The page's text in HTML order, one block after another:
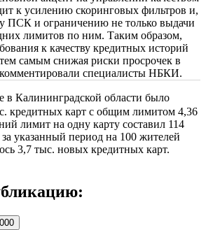
к усилению скоринговых фильтров и,
ПСК и ограничению не только выдачи
лимитов по ним. Таким образом,
к качеству кредитных историй
самым снижая риски просрочек в
специалисты НБКИ.
в Калининградской области было
кредитных карт с общим лимитом 4,36
лимит на одну карту составил 114
указанный период на 100 жителей
3,7 тыс. новых кредитных карт.